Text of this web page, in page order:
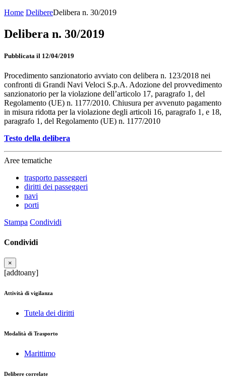
Home DelibereDelibera n. 30/2019
Delibera n. 30/2019
Pubblicata il 12/04/2019
Procedimento sanzionatorio avviato con delibera n. 123/2018 nei
confronti di Grandi Navi Veloci S.p.A. Adozione del provvedimento
sanzionatorio per la violazione dell’articolo 17, paragrafo 1, del
Regolamento (UE) n. 1177/2010. Chiusura per avvenuto pagamento
in misura ridotta per la violazione degli articoli 16, paragrafo 1, e 18,
paragrafo 1, del Regolamento (UE) n. 1177/2010
Testo della delibera
Aree tematiche
trasporto passeggeri
diritti dei passeggeri
navi
porti
Stampa Condividi
Condividi
×
[addtoany]
Attività di vigilanza
Tutela dei diritti
Modalità di Trasporto
Marittimo
Delibere correlate